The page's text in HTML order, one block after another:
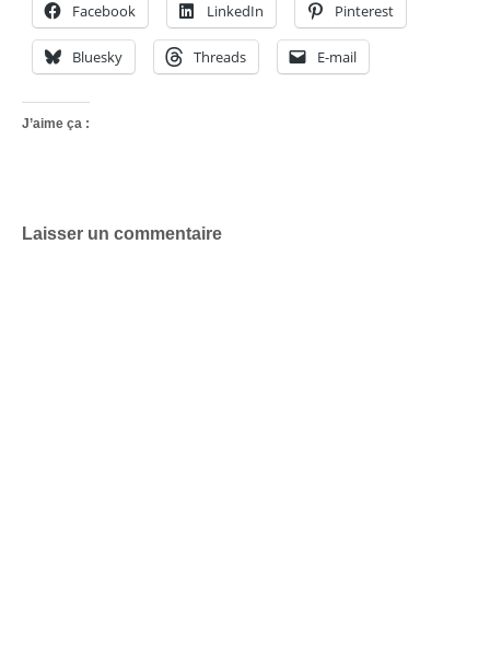
Facebook LinkedIn Pinterest
Bluesky Threads E-mail
J’aime ça :
Laisser un commentaire